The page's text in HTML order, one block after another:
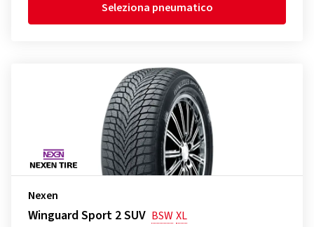
Seleziona pneumatico
Nexen
Winguard Sport 2 SUV BSWXL